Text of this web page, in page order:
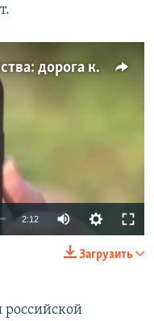
7 минут 40 секунд до убийства: дорога казанского стрелка до места расстрела в школе (видео)
available
2:12
240p
Загрузить
российской